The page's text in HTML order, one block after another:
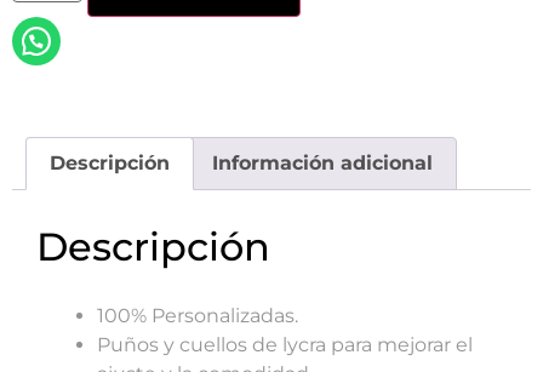
Descripción Información adicional
Descripción
100% Personalizadas.
Puños y cuellos de lycra para mejorar el